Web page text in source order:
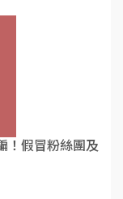
！假冒粉絲團及